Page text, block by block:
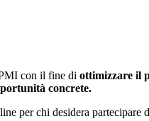
con il fine di ottimizzare il
concrete.
per chi desidera partecipare